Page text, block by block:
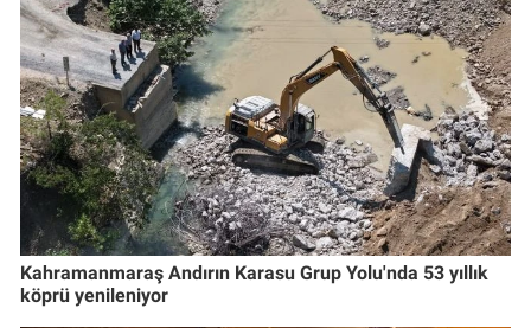
Kahramanmaraş Andırın Karasu Grup Yolu'nda 53 yıllık
köprü yenileniyor